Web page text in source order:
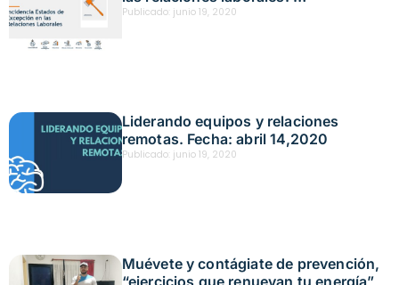
Fecha: abril 15,2020
Publicado: junio 19, 2020
Liderando equipos y relaciones
remotas. Fecha: abril 14,2020
Publicado: junio 19, 2020
Muévete y contágiate de prevención,
“ejercicios que renuevan tu energía”